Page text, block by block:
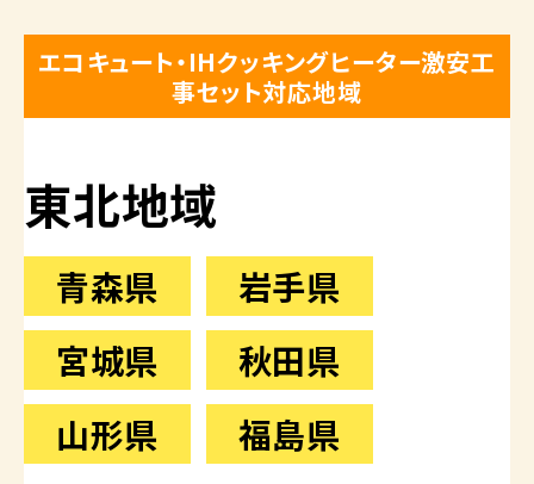
エコキュート・IHクッキングヒーター激安工
事セット対応地域
東北地域
青森県
岩手県
宮城県
秋田県
山形県
福島県